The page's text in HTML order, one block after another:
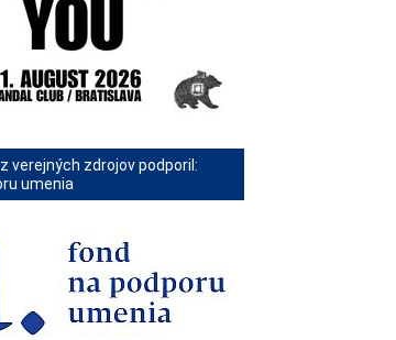
verejných zdrojov podporil:
umenia